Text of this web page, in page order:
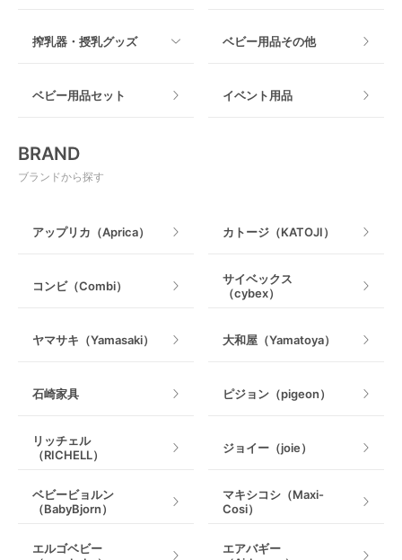
必要な時だけレンタルできる
な場合にはレンタルで借りるのがおすすめです。例え
シートなど、レンタルを利用することで手間なく、必
要なベビー用品を準備することができます。
ベビー用品をレンタルするもう1つのメリットは、購入
ひもや高級ベビーカーなど、個人の好みや機能性が重
要で実際に物を見て、使用してみないとわからないベ
みることによって、さまざまなモデルとブランドを試
すことができます。赤ちゃんの快適さと自分のニーズ
う。
選べるベビー用品に制限がある
レンタルする際のデメリットの1つとして、GW、お盆
や年末年始などの旅行のピークシーズンでは、目的の
ベビー用品をレンタルすることができない可能性があ
マット製
室内遊具
搾乳器・授乳グッズ
授乳グッズ・ママ用品
ベビー用品その他
ベビー用品セット イベント用品
BRAND
ブランドから探す
アップリカ（Aprica） カトージ（KATOJI）
コンビ（Combi）
サイベックス
（cybex）
ヤマサキ（Yamasaki） 大和屋（Yamatoya）
石崎家具 ピジョン（pigeon）
リッチェル
（RICHELL）
ジョイー（joie）
ベビービョルン
（BabyBjorn）
マキシコシ（Maxi-
Cosi）
エルゴベビー
エアバギー